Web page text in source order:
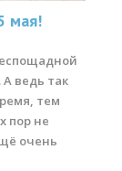
мая!
ведь так
тем
пор не
очень